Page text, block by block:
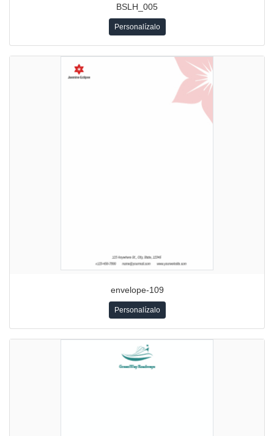
BSLH_005
Personalízalo
envelope-109
Personalízalo